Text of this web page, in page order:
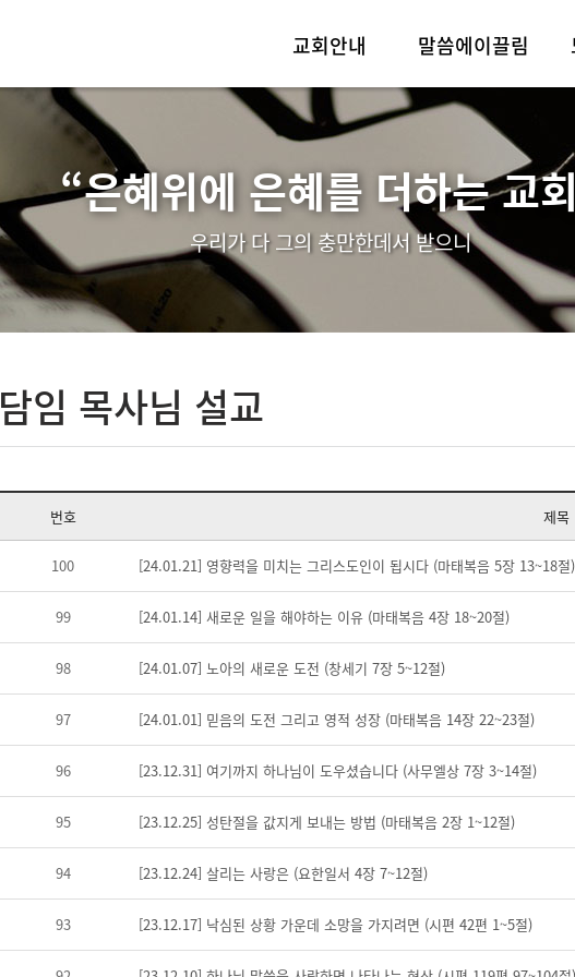
교회안내
인사말
예배안내
섬기는이들
말씀에이끌림
실시간예배
“은혜위에 은혜를 더하는 교
우리가 다 그의 충만한데서 받으니
담임 목사님 설교
번호 제목
100 [24.01.21] 영향력을 미치는 그리스도인이 됩시다 (마태복음 5장 13~18절)
99 [24.01.14] 새로운 일을 해야하는 이유 (마태복음 4장 18~20절)
98 [24.01.07] 노아의 새로운 도전 (창세기 7장 5~12절)
97 [24.01.01] 믿음의 도전 그리고 영적 성장 (마태복음 14장 22~23절)
96 [23.12.31] 여기까지 하나님이 도우셨습니다 (사무엘상 7장 3~14절)
95 [23.12.25] 성탄절을 값지게 보내는 방법 (마태복음 2장 1~12절)
94 [23.12.24] 살리는 사랑은 (요한일서 4장 7~12절)
93 [23.12.17] 낙심된 상황 가운데 소망을 가지려면 (시편 42편 1~5절)